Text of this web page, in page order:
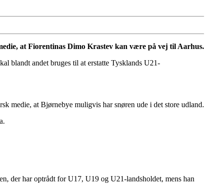
at Fiorentinas Dimo Krastev kan være på vej til Aarhus.
blandt andet bruges til at erstatte Tysklands U21-
medie, at Bjørnebye muligvis har snøren ude i det store udland.
der har optrådt for U17, U19 og U21-landsholdet, mens han